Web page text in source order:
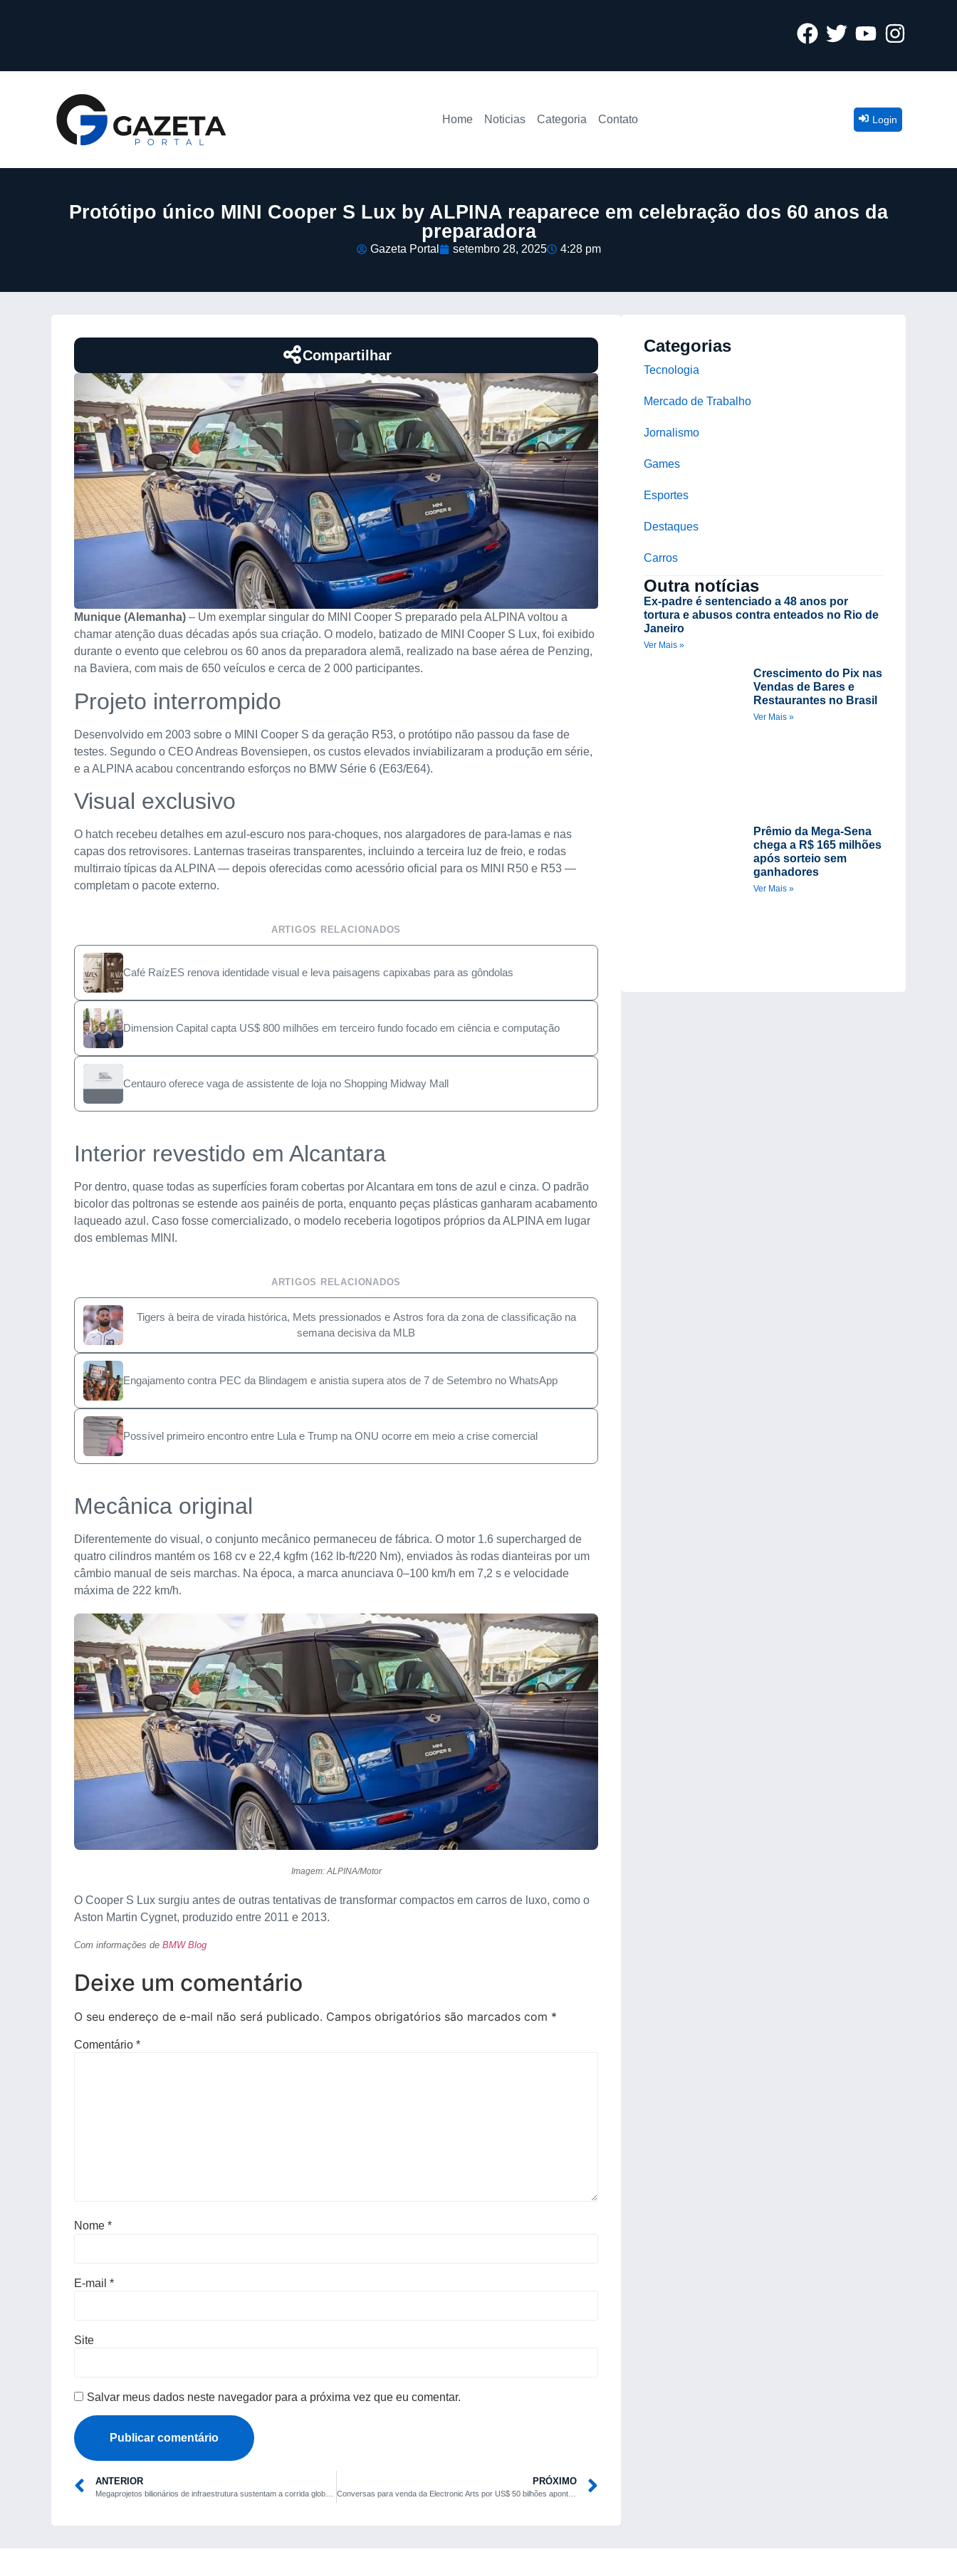
Home Noticias Categoria Contato Login
Protótipo único MINI Cooper S Lux by ALPINA reaparece em celebração dos 60 anos da
preparadora
Gazeta Portal setembro 28, 2025 4:28 pm
Compartilhar
Munique (Alemanha) – Um exemplar singular do MINI Cooper S preparado pela ALPINA voltou a
chamar atenção duas décadas após sua criação. O modelo, batizado de MINI Cooper S Lux, foi exibido
durante o evento que celebrou os 60 anos da preparadora alemã, realizado na base aérea de Penzing,
na Baviera, com mais de 650 veículos e cerca de 2 000 participantes.
Projeto interrompido
Desenvolvido em 2003 sobre o MINI Cooper S da geração R53, o protótipo não passou da fase de
testes. Segundo o CEO Andreas Bovensiepen, os custos elevados inviabilizaram a produção em série,
e a ALPINA acabou concentrando esforços no BMW Série 6 (E63/E64).
Visual exclusivo
O hatch recebeu detalhes em azul-escuro nos para-choques, nos alargadores de para-lamas e nas
capas dos retrovisores. Lanternas traseiras transparentes, incluindo a terceira luz de freio, e rodas
multirraio típicas da ALPINA — depois oferecidas como acessório oficial para os MINI R50 e R53 —
completam o pacote externo.
ARTIGOS RELACIONADOS
Café RaízES renova identidade visual e leva paisagens capixabas para as gôndolas
Dimension Capital capta US$ 800 milhões em terceiro fundo focado em ciência e computação
Centauro oferece vaga de assistente de loja no Shopping Midway Mall
Interior revestido em Alcantara
Por dentro, quase todas as superfícies foram cobertas por Alcantara em tons de azul e cinza. O padrão
bicolor das poltronas se estende aos painéis de porta, enquanto peças plásticas ganharam acabamento
laqueado azul. Caso fosse comercializado, o modelo receberia logotipos próprios da ALPINA em lugar
dos emblemas MINI.
ARTIGOS RELACIONADOS
Tigers à beira de virada histórica, Mets pressionados e Astros fora da zona de classificação na
semana decisiva da MLB
Engajamento contra PEC da Blindagem e anistia supera atos de 7 de Setembro no WhatsApp
Possível primeiro encontro entre Lula e Trump na ONU ocorre em meio a crise comercial
Mecânica original
Diferentemente do visual, o conjunto mecânico permaneceu de fábrica. O motor 1.6 supercharged de
quatro cilindros mantém os 168 cv e 22,4 kgfm (162 lb-ft/220 Nm), enviados às rodas dianteiras por um
câmbio manual de seis marchas. Na época, a marca anunciava 0–100 km/h em 7,2 s e velocidade
máxima de 222 km/h.
Imagem: ALPINA/Motor
O Cooper S Lux surgiu antes de outras tentativas de transformar compactos em carros de luxo, como o
Aston Martin Cygnet, produzido entre 2011 e 2013.
Com informações de BMW Blog
Deixe um comentário
O seu endereço de e-mail não será publicado. Campos obrigatórios são marcados com *
Comentário *
Nome *
E-mail *
Site
Salvar meus dados neste navegador para a próxima vez que eu comentar.
ANTERIOR
Megaprojetos bilionários de infraestrutura sustentam a corrida global por IA
PRÓXIMO
Conversas para venda da Electronic Arts por US$ 50 bilhões apontam para cenário de consolidação nos games
Categorias
Tecnologia
Mercado de Trabalho
Jornalismo
Games
Esportes
Destaques
Carros
Outra notícias
Ex-padre é sentenciado a 48 anos por
tortura e abusos contra enteados no Rio de
Janeiro
Ver Mais »
Crescimento do Pix nas
Vendas de Bares e
Restaurantes no Brasil
Ver Mais »
Prêmio da Mega-Sena
chega a R$ 165 milhões
após sorteio sem
ganhadores
Ver Mais »